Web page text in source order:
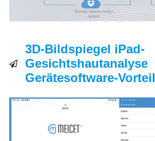
3D-Bildspiegel iPad-
Gesichtshautanalyse
Gerätesoftware-Vorteil